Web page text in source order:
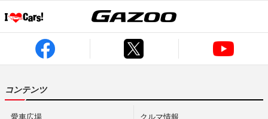
コンテンツ
愛車広場 クルマ情報